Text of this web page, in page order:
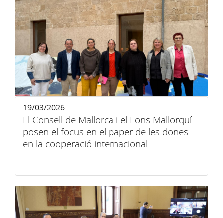
El Consell de Mallorca i el Fons Mallorquí
posen el focus en el paper de les dones
en la cooperació internacional
19/03/2026